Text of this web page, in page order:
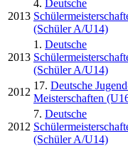
2013
4. Deutsche
(Schüler A/U14)
2013
1. Deutsche
(Schüler A/U14)
2012
17. Deutsche
Meisterschaften
2012
7. Deutsche
(Schüler A/U14)